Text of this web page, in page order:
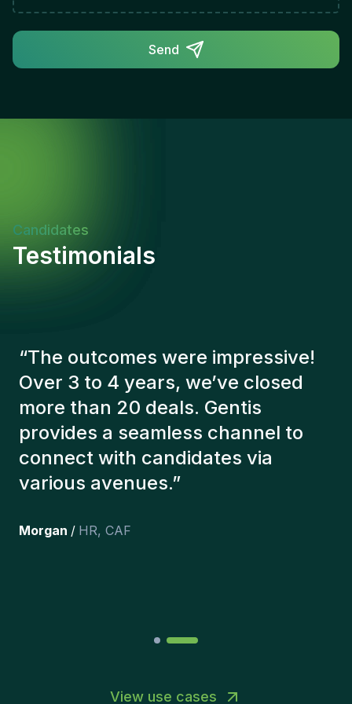
operations and leadership roles. Exposure to
corporate governance, financial control, audit,
complex environments.Other RequirementsFluent
Send
Candidates
Testimonials
“The Gentis consultants have
always taken a number of factors
into account in order to present us
with the right candidates. The
people we've recruited are still
here, and personally I'm very
the team. ”
View use cases